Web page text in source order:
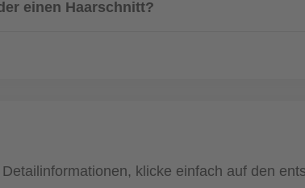
einen Haarschnitt?
klicke einfach auf den